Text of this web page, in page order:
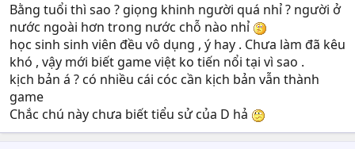
Bằng tuổi thì sao ? giọng khinh người quá nhỉ ? người ở
nước ngoài hơn trong nước chỗ nào nhỉ
học sinh sinh viên đều vô dụng , ý hay . Chưa làm đã kêu
khó , vậy mới biết game việt ko tiến nổi tại vì sao .
kịch bản á ? có nhiều cái cóc cần kịch bản vẫn thành
game
Chắc chú này chưa biết tiểu sử của D hả